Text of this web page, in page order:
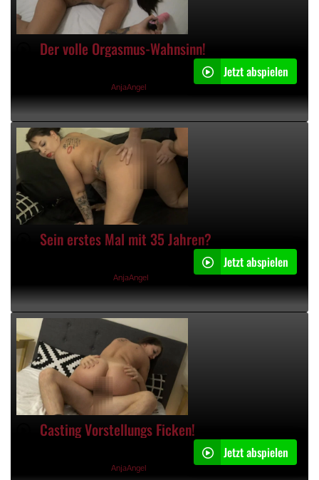
Der volle Orgasmus-Wahnsinn!
AnjaAngel
Jetzt abspielen
Sein erstes Mal mit 35 Jahren?
AnjaAngel
Jetzt abspielen
Casting Vorstellungs Ficken!
AnjaAngel
Jetzt abspielen